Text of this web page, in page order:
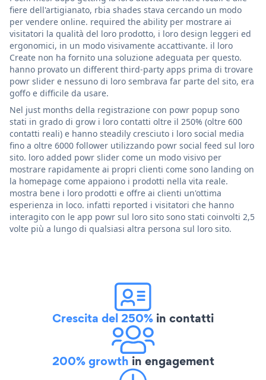
fiere dell'artigianato, rbia shades stava cercando un modo
per vendere online. required the ability per mostrare ai
visitatori la qualità del loro prodotto, i loro design leggeri ed
ergonomici, in un modo visivamente accattivante. il loro
Create non ha fornito una soluzione adeguata per questo.
hanno provato un different third-party apps prima di trovare
powr slider e nessuno di loro sembrava far parte del sito, era
goffo e difficile da usare.
Nel just months della registrazione con powr popup sono
stati in grado di grow i loro contatti oltre il 250% (oltre 600
contatti reali) e hanno steadily cresciuto i loro social media
fino a oltre 6000 follower utilizzando powr social feed sul loro
sito. loro added powr slider come un modo visivo per
mostrare rapidamente ai propri clienti come sono landing on
la homepage come appaiono i prodotti nella vita reale.
mostra bene i loro prodotti e offre ai clienti un'ottima
esperienza in loco. infatti reported i visitatori che hanno
interagito con le app powr sul loro sito sono stati coinvolti 2,5
volte più a lungo di qualsiasi altra persona sul loro sito.
Crescita del 250% in contatti
200% growth in engagement